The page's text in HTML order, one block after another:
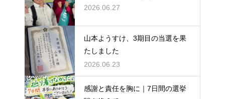
2026.06.27
山本ようすけ、3期目の当選を果
たしました
2026.06.23
感謝と責任を胸に｜7日間の選挙